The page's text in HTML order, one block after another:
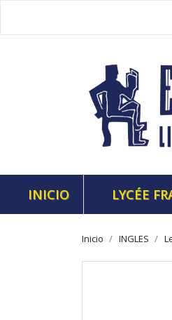
INICIO LYCÉE
Inicio INGLES